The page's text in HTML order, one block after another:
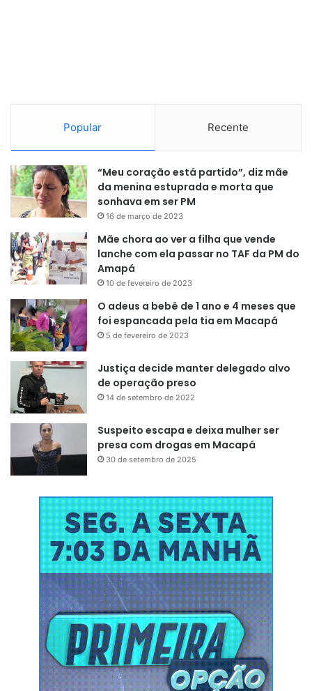
Popular Recente
“Meu coração está partido”, diz mãe
da menina estuprada e morta que
sonhava em ser PM
16 de março de 2023
Mãe chora ao ver a filha que vende
lanche com ela passar no TAF da PM do
Amapá
10 de fevereiro de 2023
O adeus a bebê de 1 ano e 4 meses que
foi espancada pela tia em Macapá
5 de fevereiro de 2023
Justiça decide manter delegado alvo
de operação preso
14 de setembro de 2022
Suspeito escapa e deixa mulher ser
presa com drogas em Macapá
30 de setembro de 2025